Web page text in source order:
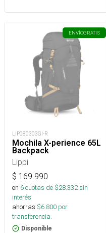
ENVÍOGRATIS
LIP080303GI-R
Mochila X-perience 65L
Backpack
Lippi
$ 169.990
en 6cuotas de $28.332sin
interés
ahorras $6.800 por
transferencia.
Disponible